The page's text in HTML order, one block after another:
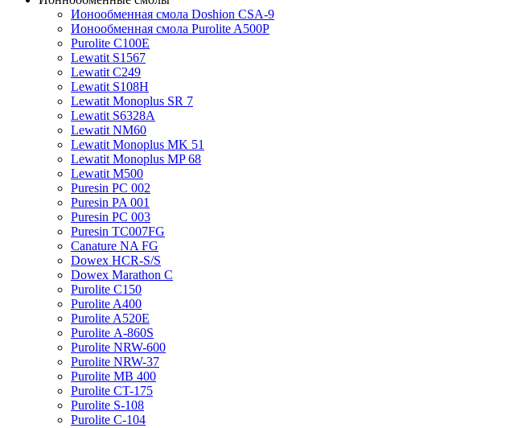
Ионообменная смола Doshion CSA-9
Ионообменная смола Purolite A500P
Purolite C100E
Lewatit S1567
Lewatit С249
Lewatit S108H
Lewatit Monoplus SR 7
Lewatit S6328A
Lewatit NM60
Lewatit Monoplus MK 51
Lewatit Monoplus MP 68
Lewatit М500
Puresin PC 002
Puresin PA 001
Puresin PC 003
Puresin TC007FG
Canature NA FG
Dowex HCR-S/S
Dowex Marathon C
Purolite C150
Purolite A400
Purolite A520E
Purolite А-860S
Purolite NRW-600
Purolite NRW-37
Purolite MB 400
Purolite CT-175
Purolite S-108
Purolite C-104